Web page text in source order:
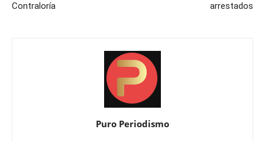
Contraloría
arrestados
Puro Periodismo